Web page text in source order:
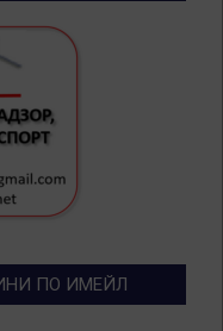
ПО ИМЕЙЛ